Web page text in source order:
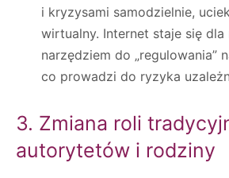
i kryzysami samodzielnie,
wirtualny. Internet staje się dla
narzędziem do „regulowania”
co prowadzi do ryzyka
3. Zmiana roli
autorytetów i rodziny